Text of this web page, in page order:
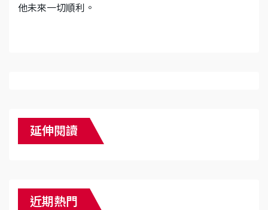
他未來一切順利。
延伸閱讀
近期熱門